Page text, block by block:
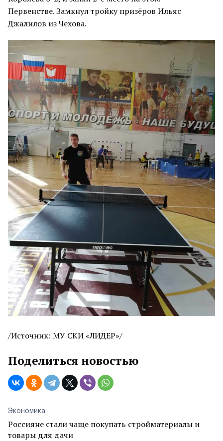
Первенстве. Замкнул тройку призёров Ильяс
Джалилов из Чехова.
/Источник: МУ СКИ «ЛИДЕР»/
Поделиться новостью
Экономика
Россияне стали чаще покупать стройматериалы и
товары для дачи